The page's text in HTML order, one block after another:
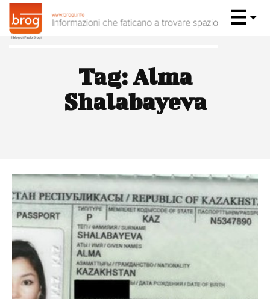
Tag:Alma
Shalabayeva